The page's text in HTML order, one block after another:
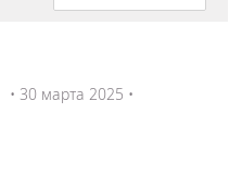
• 30 марта 2025 •